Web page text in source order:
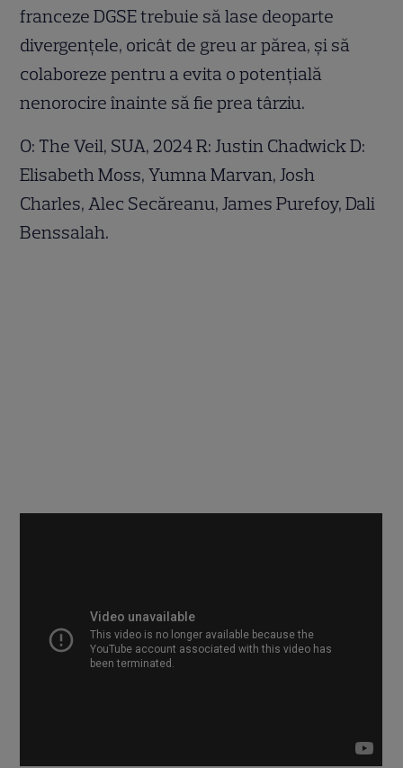
franceze DGSE trebuie să lase deoparte
divergențele, oricât de greu ar părea, și să
colaboreze pentru a evita o potențială
nenorocire înainte să fie prea târziu.
O: The Veil, SUA, 2024 R: Justin Chadwick D:
Elisabeth Moss, Yumna Marvan, Josh
Charles, Alec Secăreanu, James Purefoy, Dali
Benssalah.